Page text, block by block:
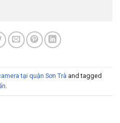
tại quận Sơn Trà and tagged